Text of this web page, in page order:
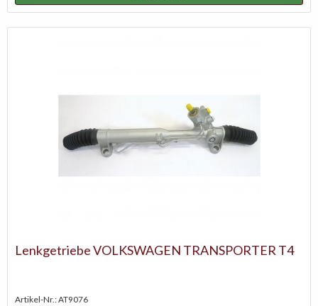
Lenkgetriebe VOLKSWAGEN TRANSPORTER T4
Artikel-Nr.: AT9076